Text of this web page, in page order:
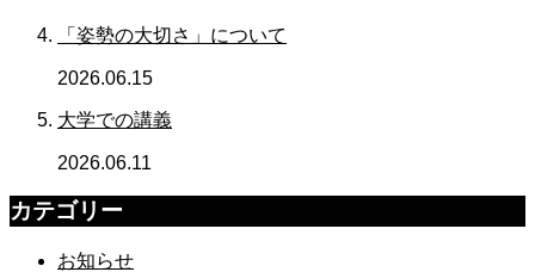
「姿勢の大切さ」について
2026.06.15
大学での講義
2026.06.11
カテゴリー
お知らせ